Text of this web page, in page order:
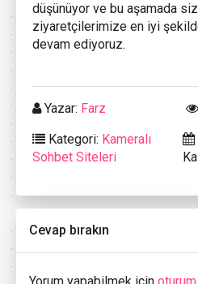
düşünüyor ve bu aşamada
ziyaretçilerimize en iyi
devam ediyoruz.
Yazar: Farz
Kategori: Kameralı
Sohbet Siteleri
Cevap bırakın